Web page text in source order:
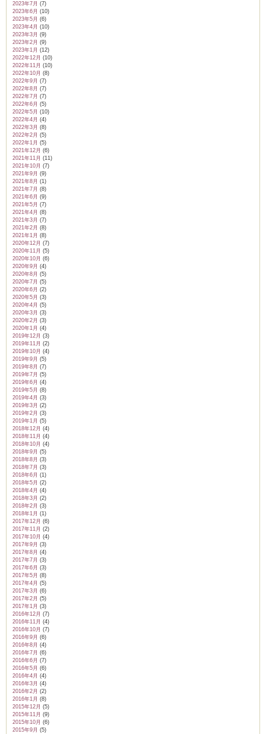
2023年7月 (7)
2023年6月 (10)
2023年5月 (6)
2023年4月 (10)
2023年3月 (9)
2023年2月 (9)
2023年1月 (12)
2022年12月 (10)
2022年11月 (10)
2022年10月 (8)
2022年9月 (7)
2022年8月 (7)
2022年7月 (7)
2022年6月 (5)
2022年5月 (10)
2022年4月 (4)
2022年3月 (8)
2022年2月 (5)
2022年1月 (5)
2021年12月 (6)
2021年11月 (11)
2021年10月 (7)
2021年9月 (9)
2021年8月 (1)
2021年7月 (8)
2021年6月 (9)
2021年5月 (7)
2021年4月 (8)
2021年3月 (7)
2021年2月 (8)
2021年1月 (8)
2020年12月 (7)
2020年11月 (5)
2020年10月 (6)
2020年9月 (4)
2020年8月 (5)
2020年7月 (5)
2020年6月 (2)
2020年5月 (3)
2020年4月 (5)
2020年3月 (3)
2020年2月 (3)
2020年1月 (4)
2019年12月 (3)
2019年11月 (2)
2019年10月 (4)
2019年9月 (5)
2019年8月 (7)
2019年7月 (5)
2019年6月 (4)
2019年5月 (8)
2019年4月 (3)
2019年3月 (2)
2019年2月 (3)
2019年1月 (5)
2018年12月 (4)
2018年11月 (4)
2018年10月 (4)
2018年9月 (5)
2018年8月 (3)
2018年7月 (3)
2018年6月 (1)
2018年5月 (2)
2018年4月 (4)
2018年3月 (2)
2018年2月 (3)
2018年1月 (1)
2017年12月 (6)
2017年11月 (2)
2017年10月 (4)
2017年9月 (3)
2017年8月 (4)
2017年7月 (3)
2017年6月 (3)
2017年5月 (8)
2017年4月 (5)
2017年3月 (6)
2017年2月 (5)
2017年1月 (3)
2016年12月 (7)
2016年11月 (4)
2016年10月 (7)
2016年9月 (6)
2016年8月 (4)
2016年7月 (6)
2016年6月 (7)
2016年5月 (6)
2016年4月 (4)
2016年3月 (4)
2016年2月 (2)
2016年1月 (8)
2015年12月 (5)
2015年11月 (9)
2015年10月 (6)
2015年9月 (5)